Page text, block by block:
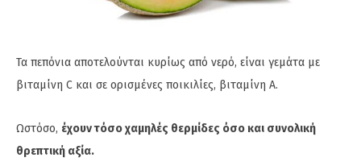
Τα πεπόνια αποτελούνται κυρίως από νερό, είναι γεμάτα με
βιταμίνη C και σε ορισμένες ποικιλίες, βιταμίνη Α.
Ωστόσο, έχουν τόσο χαμηλές θερμίδες όσο και συνολική
θρεπτική αξία.